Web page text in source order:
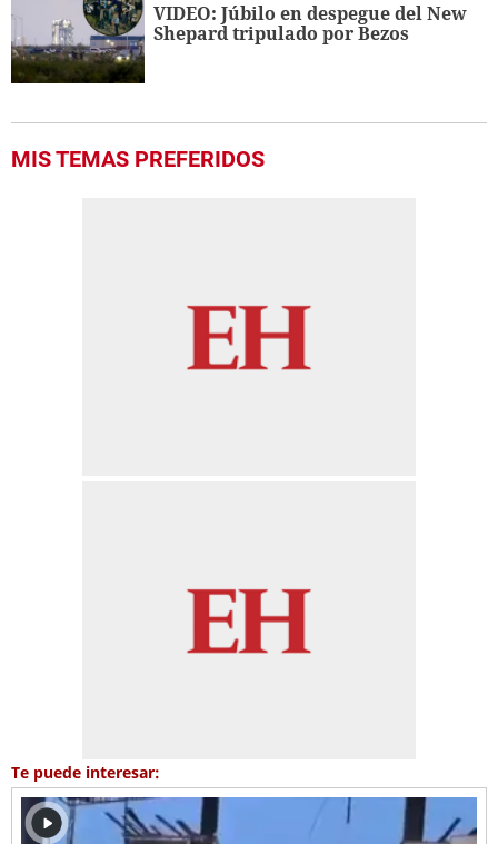
VIDEO: Júbilo en despegue del New
Shepard tripulado por Bezos
MIS TEMAS PREFERIDOS
Te puede interesar: